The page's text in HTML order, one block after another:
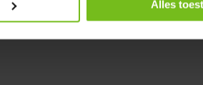
Alles